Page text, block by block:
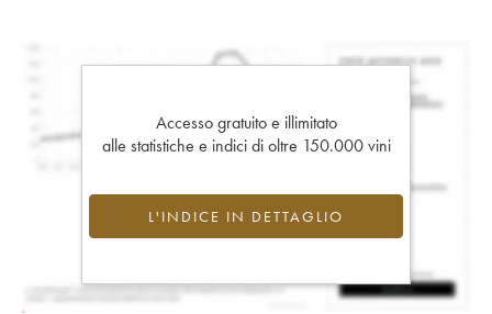
Accesso gratuito e illimitato
alle statistiche e indici di oltre 150.000 vini
L'INDICE IN DETTAGLIO